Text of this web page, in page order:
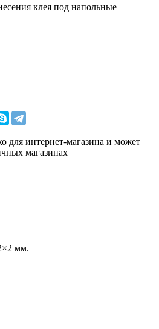
клея под напольные
для интернет-магазина и может
магазинах
мм.